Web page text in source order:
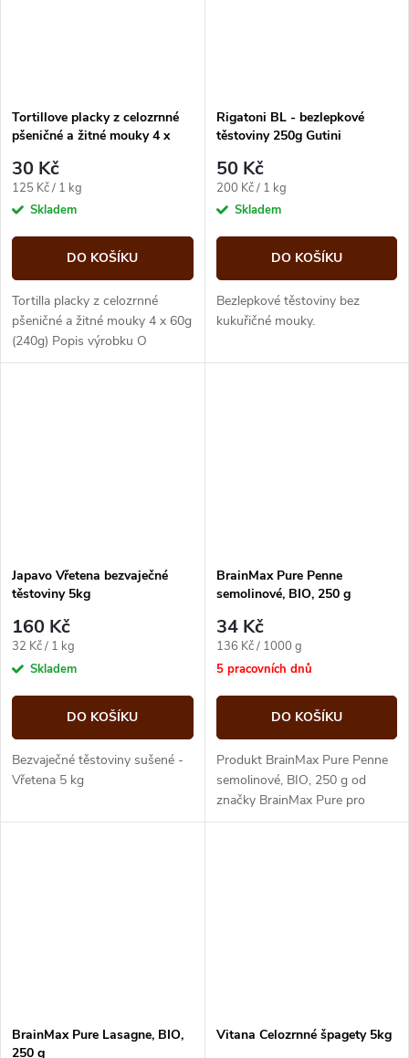
Tortillove placky z celozrnné
pšeničné a žitné mouky 4 x
30 Kč
Měrná
cena:
125 Kč / 1 kg
Skladem
DO KOŠÍKU
Tortilla placky z celozrnné
pšeničné a žitné mouky 4 x 60g
(240g) Popis výrobku O
produktu Tortilla placky z
Rigatoni BL - bezlepkové
těstoviny 250g Gutini
50 Kč
Měrná
cena:
200 Kč / 1 kg
Skladem
DO KOŠÍKU
Bezlepkové těstoviny bez
kukuřičné mouky.
Japavo Vřetena bezvaječné
těstoviny 5kg
160 Kč
Měrná
cena:
32 Kč / 1 kg
Skladem
DO KOŠÍKU
Bezvaječné těstoviny sušené -
Vřetena 5 kg
BrainMax Pure Penne
semolinové, BIO, 250 g
34 Kč
Měrná
cena:
136 Kč / 1000 g
5 pracovních dnů
DO KOŠÍKU
Produkt BrainMax Pure Penne
semolinové, BIO, 250 g od
značky BrainMax Pure pro
bezpečné doplnění sortimentu
BrainMax Pure Lasagne, BIO,
250 g
Vitana Celozrnné špagety 5kg